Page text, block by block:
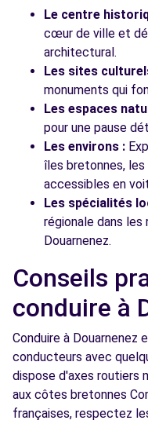
Le centre
cœur de ville et
architectural.
Les sites
monuments qui
Les espaces
pour une pause
Les environs :
îles bretonnes,
accessibles en
Les spécialités
régionale dans
Douarnenez.
Conseils
conduire à
Conduire à
conducteurs avec
dispose d'axes routiers
aux côtes bretonnes
françaises, respectez